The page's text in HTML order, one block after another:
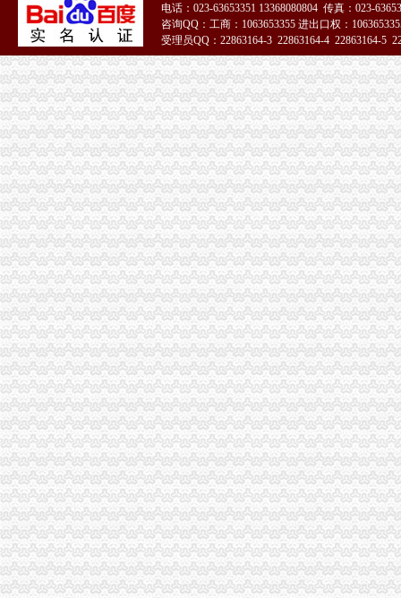
外卖现代办入驻：无需营业执照花钱就能网上开店_中国江苏网
中关村示范区零售电商市内经营可不办执照-国内-新京报网
三合一营业执照日发放917份新执照办理只需1到3天_荆楚网
杨公桥办执照
【重庆沙坪坝急招出租车司机_工资4800以后招聘信息】-重庆百姓网
全城急寻“白发的哥”你为何带走乘客行李箱？_大渝网_腾讯网
重庆新房_重庆买房_重庆购房-重庆搜狐焦点网
【重庆沙坪坝出租车司机招聘_急招出租车司机新招聘信息_重庆出租
重庆市办公家具8|办公家具8供应商|供应办公家具8_一呼百应网
西永办执照
英利国际五金机电城批开业政策月底申报兑现-数据-重庆乐居网
重庆模式真相--焦点信息网
深交所上市公司公告信息（）-搜狐财经
重庆市国土资源和房屋管理局_城南家园、康居西城公租房商业配套招
重庆水务融资融券-融资融券-重庆水务融资余额
新桥办执照
中国常州高新区-关于新桥镇开展无证培训机构及非法幼托整工作的
【58同城】新桥装修设计公司_新桥家装设计_新桥室内设计师
【重庆新桥公司资质认证|企业资质认证|企业认证网】-重庆赶集网
深圳市手机外壳印机|手机外壳印机供应商|供应江苏手机外壳UV
2017年生产技改-110kV新桥变电站110kV1号主变更换改造10kV开关柜
童家桥办执照
青岛到宜城货运专线直达物流公司'-北京市汽车运输--中
【多图】《**》满五唯一,*楼层,*,价比高！,管弄路251弄二手
重庆货运司机：厂区直招货运司机包吃住[代招]-重庆爱问分类
重庆厂房出租-重庆厂房网-重庆招商网
【萍乡二手宗申转让/交易市场】-萍乡赶集网
双碑办执照
万事通_新浪新闻
夏俊峰案二审辩护词_天朝司法是抑扬善还是其道而行之？-广州搜
绵“野”培训象多“名师”授课是谎言（图）_大成网_腾讯网
让我们划起双桨“艇”入嘉陵江-重庆社区
电话：023-63653351 13368080804 传真：023-
咨询QQ：工商：1063653355 进出口权：
受理员QQ：22863164-3 22863164-4 22863164-5
51La